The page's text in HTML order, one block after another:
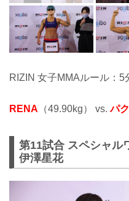
RIZIN 女子MMAルール：5
RENA （49.90kg） vs.パ
第11試合 スペシャル
伊澤星花